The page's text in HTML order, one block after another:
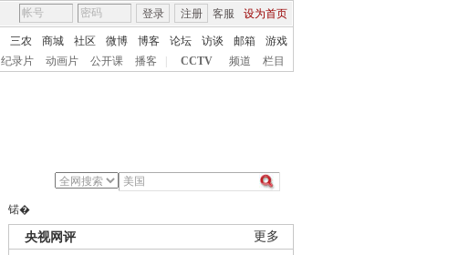
客服 设为首页
登录 注册
三农 商城 社区 微博 博客 论坛 访谈 邮箱
游戏
纪录片 动画片 公开课 播客 CCTV 频道 栏目
锘�
更多
央视网评